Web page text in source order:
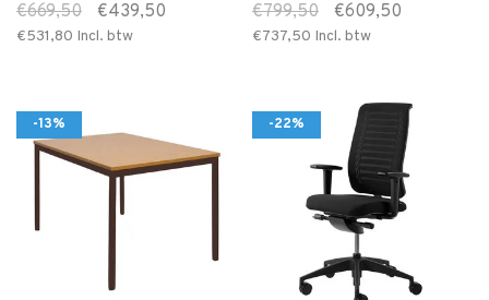
€669,50
€439,50
€531,80 Incl. btw
€799,50
€609,50
€737,50 Incl. btw
-13% -22%